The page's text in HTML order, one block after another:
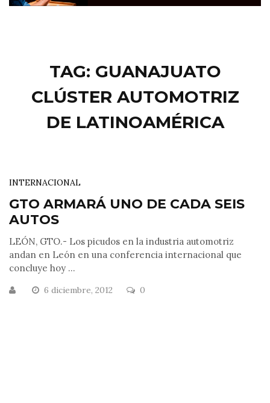
TAG: GUANAJUATO
CLÚSTER AUTOMOTRIZ
DE LATINOAMÉRICA
INTERNACIONAL
GTO ARMARÁ UNO DE CADA SEIS
AUTOS
LEÓN, GTO.- Los picudos en la industria automotriz
andan en León en una conferencia internacional que
concluye hoy ...
6 diciembre, 2012 0